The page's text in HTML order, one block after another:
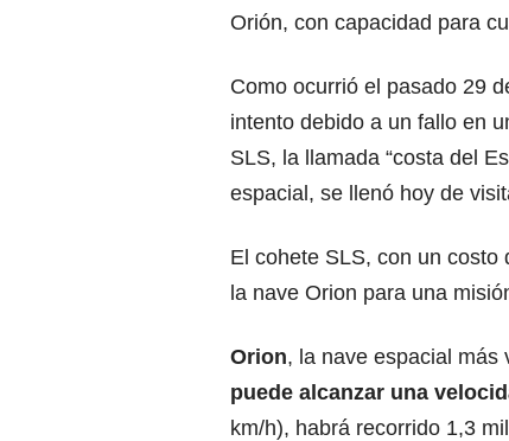
Orión, con capacidad para
Como ocurrió el pasado 29
intento debido a un fallo en
SLS, la llamada “costa del
espacial, se llenó hoy de
El cohete SLS, con un costo
la nave Orion para una
Orion, la nave espacial más
puede alcanzar una
km/h), habrá recorrido 1,3